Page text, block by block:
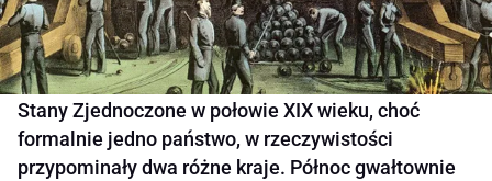
Stany Zjednoczone w połowie XIX wieku, choć
formalnie jedno państwo, w rzeczywistości
przypominały dwa różne kraje. Północ gwałtownie